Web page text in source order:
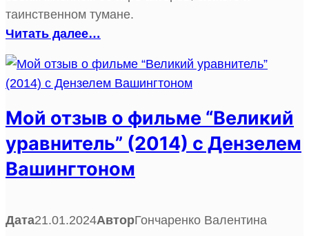
таинственном тумане.
Читать далее…
Мой отзыв о фильме “Великий
уравнитель” (2014) с Дензелем
Вашингтоном
Дата21.01.2024АвторГончаренко Валентина